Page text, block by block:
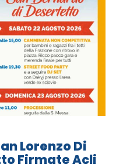
Lorenzo Di
Firmate Acli